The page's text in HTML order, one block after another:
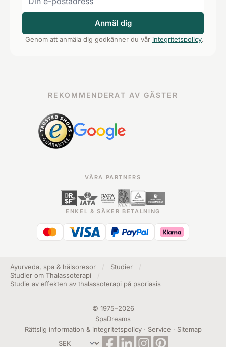
Anmäl dig
Genom att anmäla dig godkänner du vår integritetspolicy.
REKOMMENDERAT AV GÄSTER
VÅRA PARTNERS
ENKEL & SÄKER BETALNING
Ayurveda, spa & hälsoresor Studier
Studier om Thalassoterapi
Studie av effekten av thalassoterapi på psoriasis
© 1975–2026
SpaDreams
Rättslig information & integritetspolicy· Service · Sitemap